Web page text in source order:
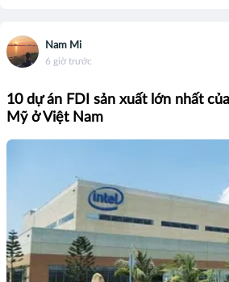
Nam Mi
6 giờ trước
10 dự án FDI sản xuất lớn nhất
Mỹ ở Việt Nam